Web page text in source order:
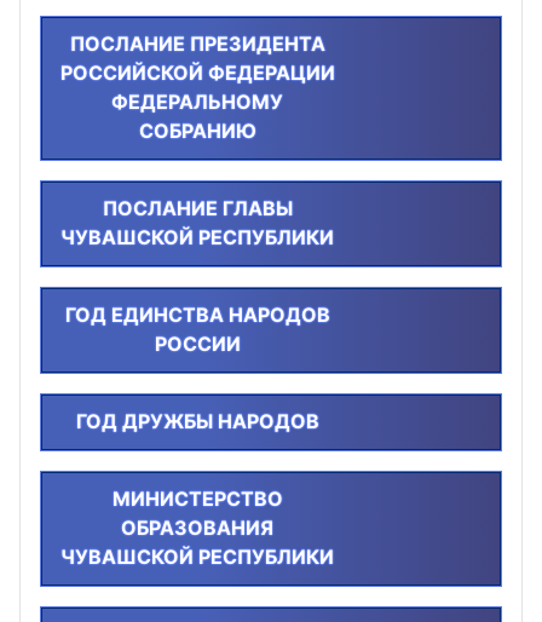
ПОСЛАНИЕ ПРЕЗИДЕНТА
РОССИЙСКОЙ ФЕДЕРАЦИИ
ФЕДЕРАЛЬНОМУ
СОБРАНИЮ
ПОСЛАНИЕ ГЛАВЫ
ЧУВАШСКОЙ РЕСПУБЛИКИ
ГОД ЕДИНСТВА НАРОДОВ
РОССИИ
ГОД ДРУЖБЫ НАРОДОВ
МИНИСТЕРСТВО
ОБРАЗОВАНИЯ
ЧУВАШСКОЙ РЕСПУБЛИКИ